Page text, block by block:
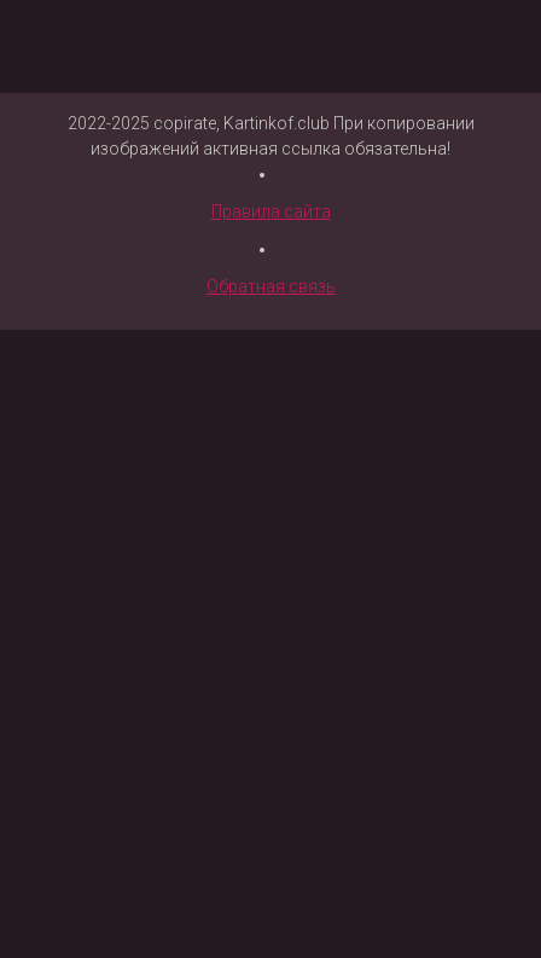
2022-2025 copirate, Kartinkof.club При копировании
изображений активная ссылка обязательна!
Правила сайта
Обратная связь